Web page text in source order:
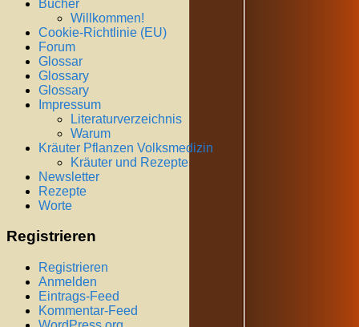
Bücher
Willkommen!
Cookie-Richtlinie (EU)
Forum
Glossar
Glossary
Glossary
Impressum
Literaturverzeichnis
Warum
Kräuter Pflanzen Volksmedizin
Kräuter und Rezepte
Newsletter
Rezepte
Worte
Registrieren
Registrieren
Anmelden
Eintrags-Feed
Kommentar-Feed